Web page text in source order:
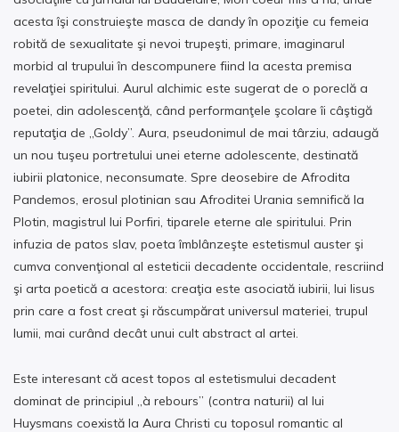
acesta îşi construieşte masca de dandy în opoziţie cu femeia
robită de sexualitate şi nevoi trupeşti, primare, imaginarul
morbid al trupului în descompunere fiind la acesta premisa
revelaţiei spiritului. Aurul alchimic este sugerat de o poreclă a
poetei, din adolescenţă, când performanţele şcolare îi câştigă
reputaţia de „Goldy”. Aura, pseudonimul de mai târziu, adaugă
un nou tuşeu portretului unei eterne adolescente, destinată
iubirii platonice, neconsumate. Spre deosebire de Afrodita
Pandemos, erosul plotinian sau Afroditei Urania semnifică la
Plotin, magistrul lui Porfiri, tiparele eterne ale spiritului. Prin
infuzia de patos slav, poeta îmblânzeşte estetismul auster şi
cumva convenţional al esteticii decadente occidentale, rescriind
şi arta poetică a acestora: creaţia este asociată iubirii, lui Iisus
prin care a fost creat şi răscumpărat universul materiei, trupul
lumii, mai curând decât unui cult abstract al artei.
Este interesant că acest topos al estetismului decadent
dominat de principiul „à rebours” (contra naturii) al lui
Huysmans coexistă la Aura Christi cu toposul romantic al